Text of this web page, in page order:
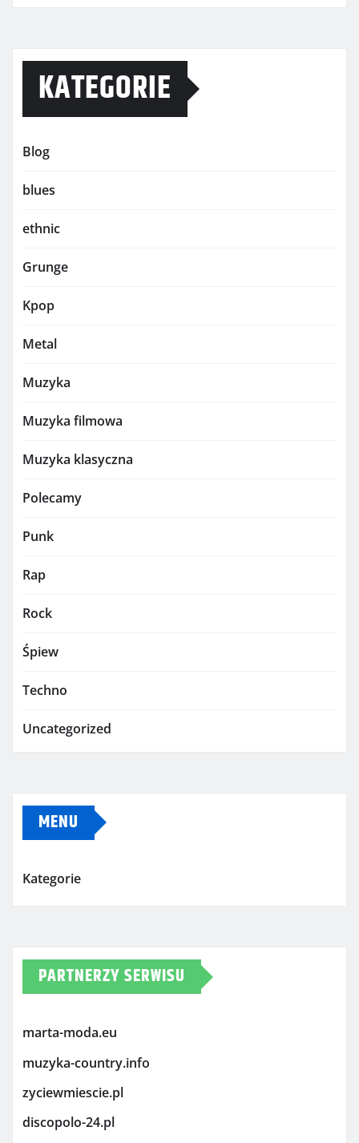
KATEGORIE
Blog
blues
ethnic
Grunge
Kpop
Metal
Muzyka
Muzyka filmowa
Muzyka klasyczna
Polecamy
Punk
Rap
Rock
Śpiew
Techno
Uncategorized
MENU
Kategorie
PARTNERZY SERWISU
marta-moda.eu
muzyka-country.info
zyciewmiescie.pl
discopolo-24.pl